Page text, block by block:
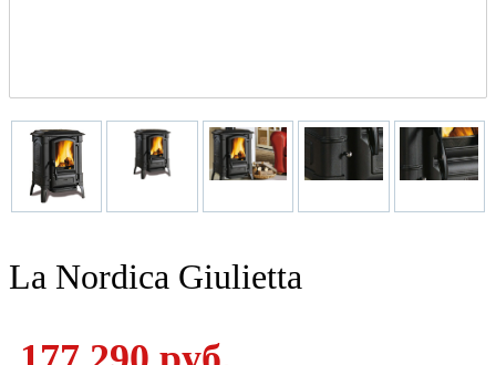
La Nordica Giulietta